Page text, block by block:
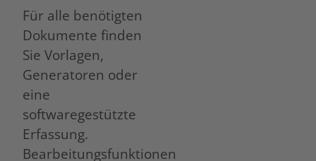
Für alle benötigten
Dokumente finden
Sie Vorlagen,
Generatoren oder
eine
softwaregestützte
Erfassung.
Bearbeitungsfunktionen